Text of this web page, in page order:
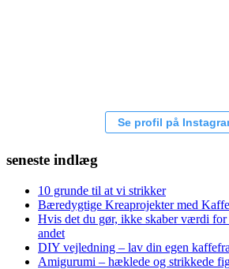
Se profil på
seneste indlæg
10 grunde til at vi strikker
Bæredygtige Kreaprojekter med
Hvis det du gør, ikke skaber værdi for
andet
DIY vejledning – lav din egen
Amigurumi – hæklede og strikkede